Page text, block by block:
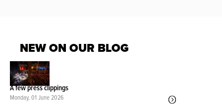
NEW ON OUR BLOG
A few press clippings
Monday, 01 June 2026